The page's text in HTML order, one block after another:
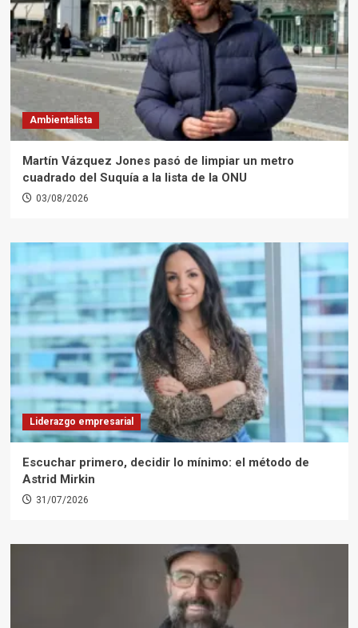
Ambientalista
Martín Vázquez Jones pasó de limpiar un metro
cuadrado del Suquía a la lista de la ONU
03/08/2026
Liderazgo empresarial
Escuchar primero, decidir lo mínimo: el método de
Astrid Mirkin
31/07/2026